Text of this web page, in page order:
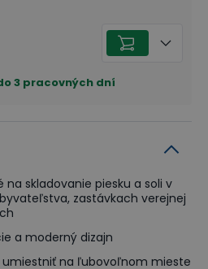
3 pracovných dní
na skladovanie piesku a soli v
zastávkach verejnej
a moderný dizajn
umiestniť na ľubovoľnom mieste